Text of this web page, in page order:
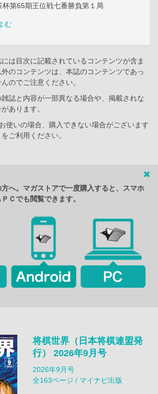
第65期王位戦七番勝負第１局
む
は目次に記載されているコンテンツが含ま
のコンテンツは、本誌のコンテンツであっ
のでご注意ください。
誌と内容が一部異なる場合や、掲載されな
あります。
使いの場合、購入できない場合がございます
ご利用ください。
へ。マガストアで一度購入すると、スマホ
Ｃでも閲覧できます。
将棋世界（日本将棋連盟発
行） 2026年9月号
2026年9月号
全163ページ / マイナビ出版